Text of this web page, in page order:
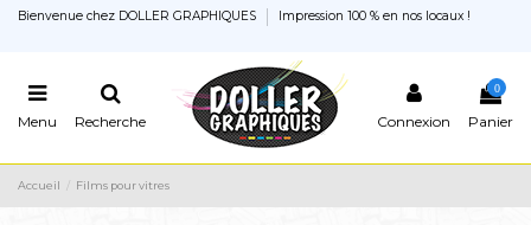
Bienvenue chez DOLLER GRAPHIQUES Impression 100 % en nos locaux !
Menu Recherche Connexion
0
Panier
Accueil Films pour vitres